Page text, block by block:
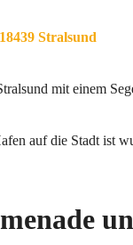
Stralsund